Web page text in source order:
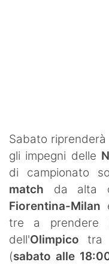
Sabato riprenderà
gli impegni delle
di campionato
match da alta
Fiorentina-Milan
tre a prendere
dell'Olimpico tra
(sabato alle